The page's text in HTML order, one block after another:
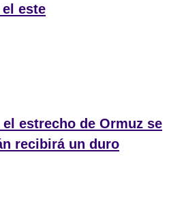
este
estrecho de Ormuz se
recibirá un duro